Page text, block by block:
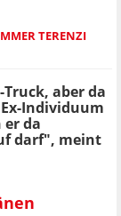
TERENZI
aber da
Individuum
da
darf", meint